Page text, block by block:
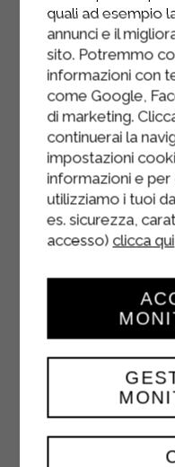
refroidie, puis
la ricotta
Poursuivez
lasagnes aux
complétant
épuisement
Saupoudrez
parmesan et
200°C
Une fois
refroidir puis
quali ad esempio
annunci e il
sito. Potremmo
informazioni con
come Google,
di marketing.
continuerai la
impostazioni
informazioni e
utilizziamo i tuoi
es. sicurezza,
accesso) clicca qui